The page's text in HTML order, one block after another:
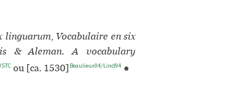
linguarum, Vocabulaire en six
& Aleman. A vocabulary
ou [ca. 1530] Beaulieux04/Lind94 ●